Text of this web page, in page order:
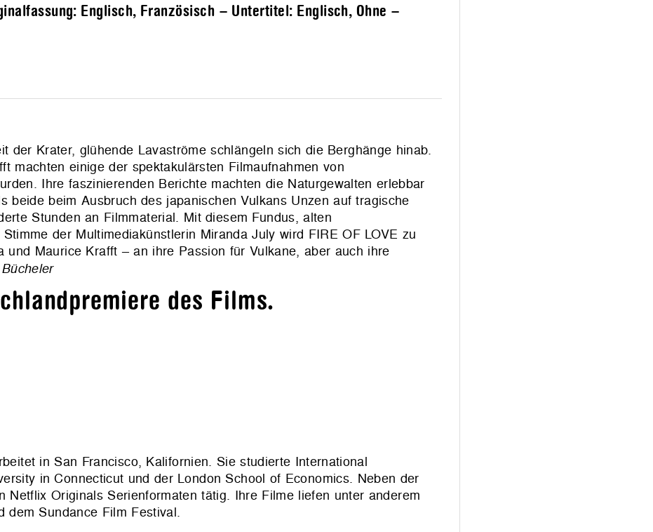
Englisch, Französisch – Untertitel: Englisch, Ohne –
der Krater, glühende Lavaströme schlängeln sich die Berghänge hinab.
machten einige der spektakulärsten Filmaufnahmen von
Ihre faszinierenden Berichte machten die Naturgewalten erlebbar
beide beim Ausbruch des japanischen Vulkans Unzen auf tragische
Stunden an Filmmaterial. Mit diesem Fundus, alten
der Multimediakünstlerin Miranda July wird FIRE OF LOVE zu
Maurice Krafft – an ihre Passion für Vulkane, aber auch ihre
des Films.
in San Francisco, Kalifornien. Sie studierte International
in Connecticut und der London School of Economics. Neben der
Netflix Originals Serienformaten tätig. Ihre Filme liefen unter anderem
dem Sundance Film Festival.